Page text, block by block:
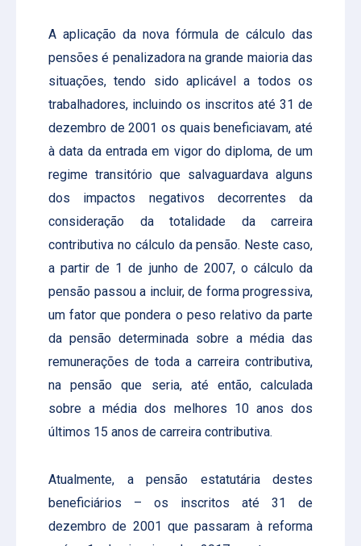
A aplicação da nova fórmula de cálculo das
pensões é penalizadora na grande maioria das
situações, tendo sido aplicável a todos os
trabalhadores, incluindo os inscritos até 31 de
dezembro de 2001 os quais beneficiavam, até
à data da entrada em vigor do diploma, de um
regime transitório que salvaguardava alguns
dos impactos negativos decorrentes da
consideração da totalidade da carreira
contributiva no cálculo da pensão. Neste caso,
a partir de 1 de junho de 2007, o cálculo da
pensão passou a incluir, de forma progressiva,
um fator que pondera o peso relativo da parte
da pensão determinada sobre a média das
remunerações de toda a carreira contributiva,
na pensão que seria, até então, calculada
sobre a média dos melhores 10 anos dos
últimos 15 anos de carreira contributiva.
Atualmente, a pensão estatutária destes
beneficiários – os inscritos até 31 de
dezembro de 2001 que passaram à reforma